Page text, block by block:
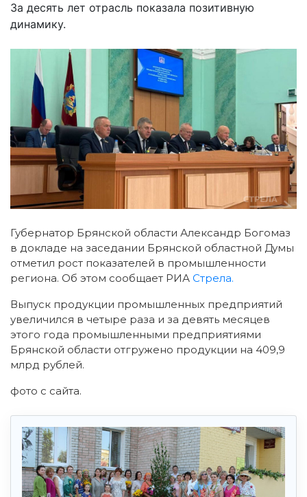
За десять лет отрасль показала позитивную
динамику.
Губернатор Брянской области Александр Богомаз
в докладе на заседании Брянской областной Думы
отметил рост показателей в промышленности
региона. Об этом сообщает РИА Стрела.
Выпуск продукции промышленных предприятий
увеличился в четыре раза и за девять месяцев
этого года промышленными предприятиями
Брянской области отгружено продукции на 409,9
млрд рублей.
фото с сайта.